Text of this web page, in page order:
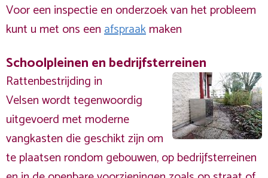
Voor een inspectie en onderzoek van het probleem
kunt u met ons eenafspraakmaken
Schoolpleinen en bedrijfsterreinen
Rattenbestrijding in
Velsen wordt tegenwoordig
uitgevoerd met moderne
vangkasten die geschikt zijn om
te plaatsen rondom gebouwen, op bedrijfsterreinen